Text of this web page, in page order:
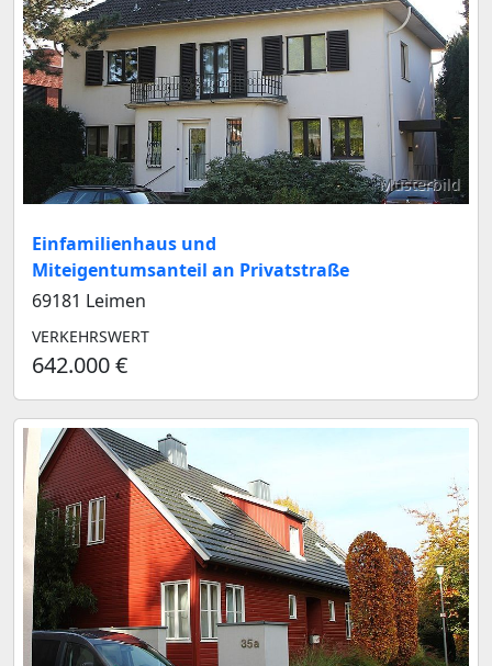
Musterbild
Einfamilienhaus und
Miteigentumsanteil an Privatstraße
69181 Leimen
VERKEHRSWERT
642.000 €